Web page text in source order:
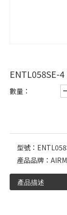
ENTL058SE-
數量：
型號：
產品品牌：
產品描述